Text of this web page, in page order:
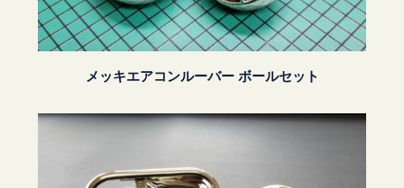
メッキエアコンルーバー ボールセット